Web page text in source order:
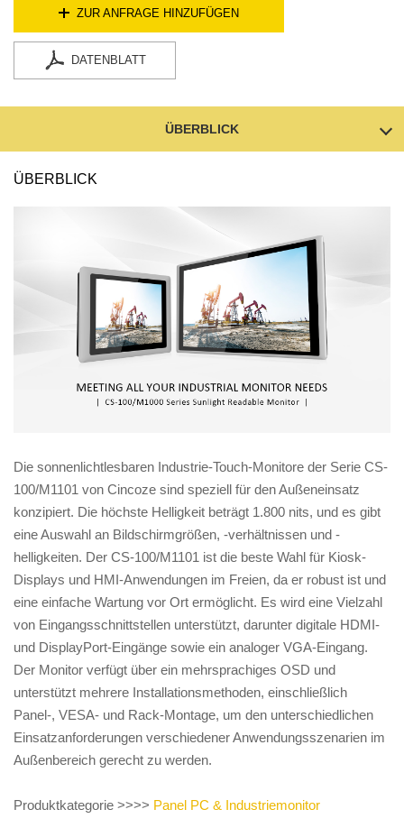
ZUR ANFRAGE HINZUFÜGEN
DATENBLATT
ÜBERBLICK
ÜBERBLICK
Die sonnenlichtlesbaren Industrie-Touch-Monitore der Serie CS-
100/M1101 von Cincoze sind speziell für den Außeneinsatz
konzipiert. Die höchste Helligkeit beträgt 1.800 nits, und es gibt
eine Auswahl an Bildschirmgrößen, -verhältnissen und -
helligkeiten. Der CS-100/M1101 ist die beste Wahl für Kiosk-
Displays und HMI-Anwendungen im Freien, da er robust ist und
eine einfache Wartung vor Ort ermöglicht. Es wird eine Vielzahl
von Eingangsschnittstellen unterstützt, darunter digitale HDMI-
und DisplayPort-Eingänge sowie ein analoger VGA-Eingang.
Der Monitor verfügt über ein mehrsprachiges OSD und
unterstützt mehrere Installationsmethoden, einschließlich
Panel-, VESA- und Rack-Montage, um den unterschiedlichen
Einsatzanforderungen verschiedener Anwendungsszenarien im
Außenbereich gerecht zu werden.
Produktkategorie >>>> Panel PC & Industriemonitor